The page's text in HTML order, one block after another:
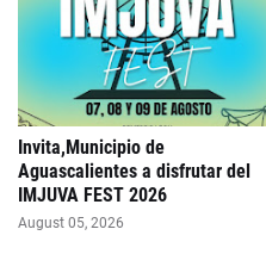
Invita,Municipio de
Aguascalientes a disfrutar del
IMJUVA FEST 2026
August 05, 2026